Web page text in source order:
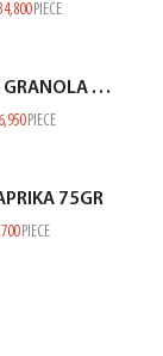
PIECE
GRAIN D'OR GRANOLA CHOCO BANANE 300GR
6,950 PIECE
75GR
PIECE